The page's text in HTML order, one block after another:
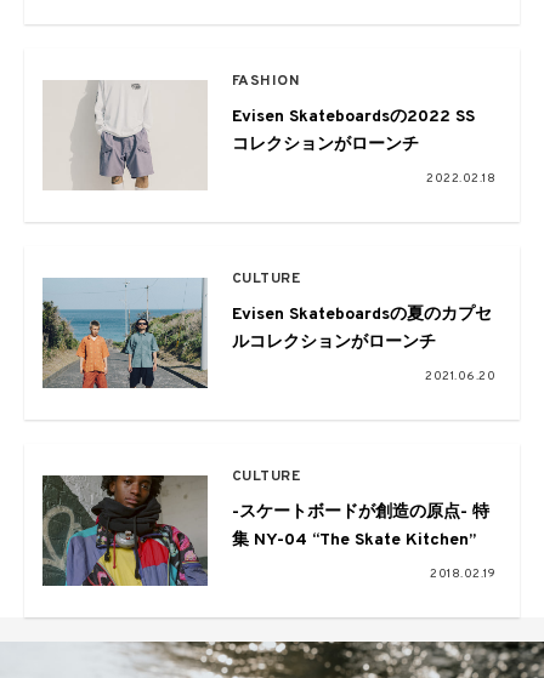
FASHION
Evisen Skateboardsの2022 SS
コレクションがローンチ
2022.02.18
CULTURE
Evisen Skateboardsの夏のカプセ
ルコレクションがローンチ
2021.06.20
CULTURE
-スケートボードが創造の原点- 特
集 NY-04 “The Skate Kitchen”
2018.02.19